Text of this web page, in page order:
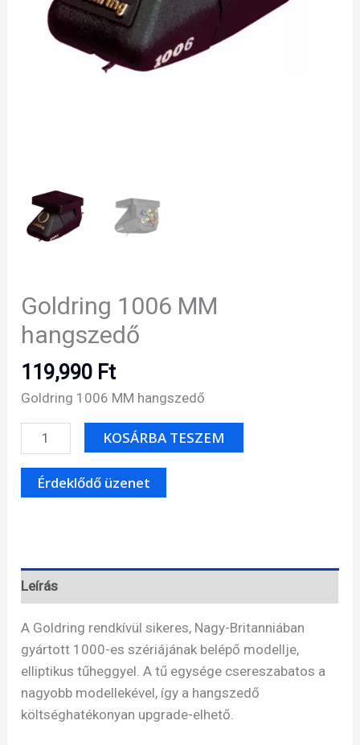
Goldring 1006 MM
hangszedő
119,990 Ft
Goldring 1006 MM hangszedő
Goldring
1006
MM
hangszedő
KOSÁRBA TESZEM
Leírás
A Goldring rendkívül sikeres, Nagy-Britanniában
gyártott 1000-es szériájának belépő modellje,
elliptikus tűheggyel. A tű egysége csereszabatos a
nagyobb modellekével, így a hangszedő
költséghatékonyan upgrade-elhető.